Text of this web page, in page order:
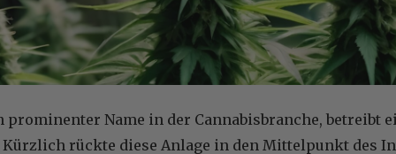
prominenter Name in der Cannabisbranche, betreibt
Kürzlich rückte diese Anlage in den Mittelpunkt des